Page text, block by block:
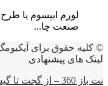
لورم ایپسوم یا
صنعت چا...
© کلیه حقوق برای
لینک های پیشنهادی
نت باز 360 – از گجت تا گیشه